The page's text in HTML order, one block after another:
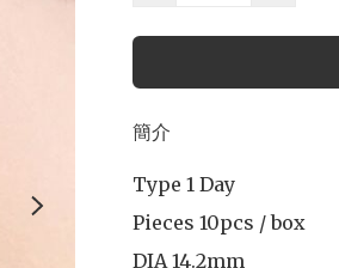
簡介
Type 1 Day
Pieces 10pcs / box
DIA 14.2mm